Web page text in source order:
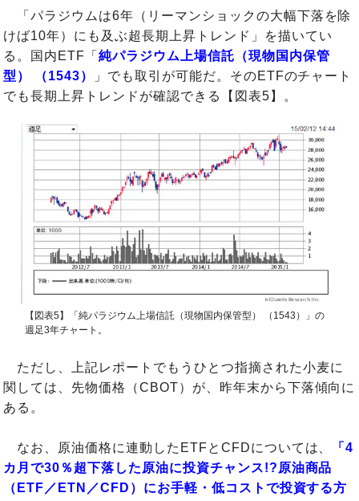
「パラジウムは6年（リーマンショックの大幅下落を除
けば10年）にも及ぶ超長期上昇トレンド」を描いてい
る。国内ETF「純パラジウム上場信託（現物国内保管
型） （1543）
」でも取引が可能だ。そのETFのチャート
でも長期上昇トレンドが確認できる【図表5】。
【図表5】「純パラジウム上場信託（現物国内保管型） （1543）」の
週足3年チャート。
ただし、上記レポートでもうひとつ指摘された小麦に
関しては、先物価格（CBOT）が、昨年末から下落傾向に
ある。
なお、原油価格に連動したETFとCFDについては、
「4
カ月で30％超下落した原油に投資チャンス!?原油商品
（ETF／ETN／CFD）にお手軽・低コストで投資する方